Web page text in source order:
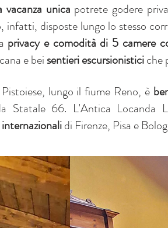
vacanza unica potrete godere
infatti, disposte lungo lo stesso
privacy e comodità di 5 camere
e bei sentieri escursionisticiche
lungo il fiume Reno, è
Statale 66. L'Antica
di Firenze, Pisa e